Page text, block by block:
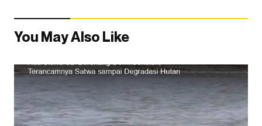
You May Also Like